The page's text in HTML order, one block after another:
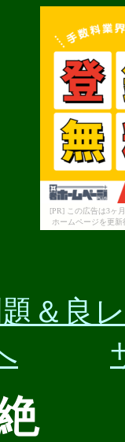
[PR] この広告は3ヶ
ホームページを更
題＆良